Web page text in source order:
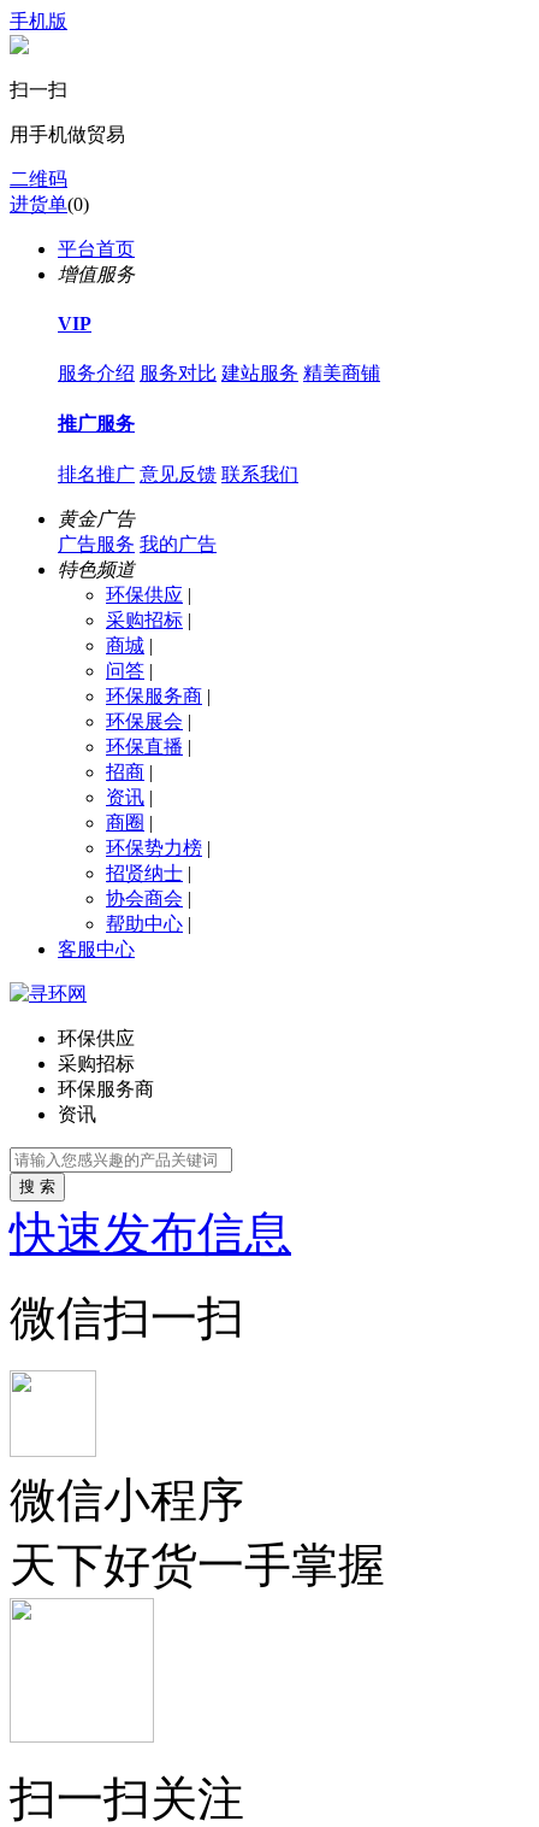
手机版
扫一扫
用手机做贸易
二维码
进货单(0)
平台首页
增值服务
VIP
服务介绍 服务对比 建站服务 精美商铺
推广服务
排名推广 意见反馈 联系我们
黄金广告
广告服务 我的广告
特色频道
环保供应 |
采购招标 |
商城 |
问答 |
环保服务商 |
环保展会 |
环保直播 |
招商 |
资讯 |
商圈 |
环保势力榜 |
招贤纳士 |
协会商会 |
帮助中心 |
客服中心
环保供应
采购招标
环保服务商
资讯
搜 索
快速发布信息
微信扫一扫
微信小程序
天下好货一手掌握
扫一扫关注